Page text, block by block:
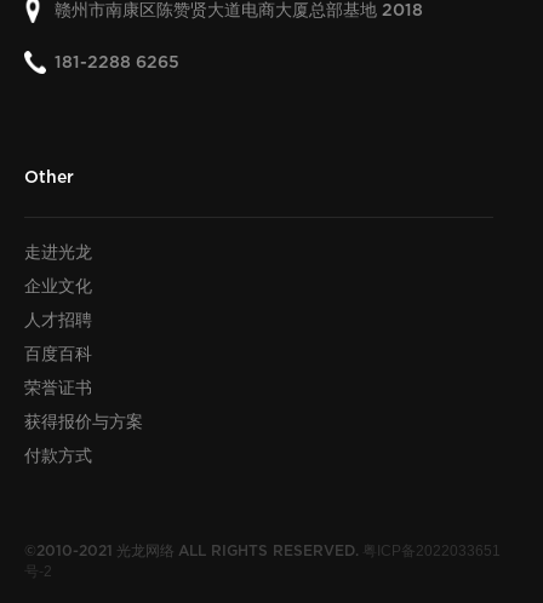
赣州市南康区陈赞贤大道电商大厦总部基地 2018
181-2288 6265
Other
走进光龙
企业文化
人才招聘
百度百科
荣誉证书
获得报价与方案
付款方式
©2010-2021 光龙网络 ALL RIGHTS RESERVED.
粤ICP备2022033651
号-2